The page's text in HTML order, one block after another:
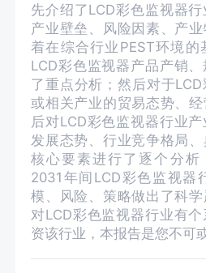
先介绍了LCD彩色监视器行
产业壁垒、风险因素、产
着在综合行业PEST环境
LCD彩色监视器产品产销
了重点分析；然后对于
或相关产业的贸易态势、
后对LCD彩色监视器行业
发展态势、行业竞争格局
核心要素进行了逐个分析
2031年间LCD彩色监视器
模、风险、策略做出了科
对LCD彩色监视器行业有
资该行业，本报告是您不可